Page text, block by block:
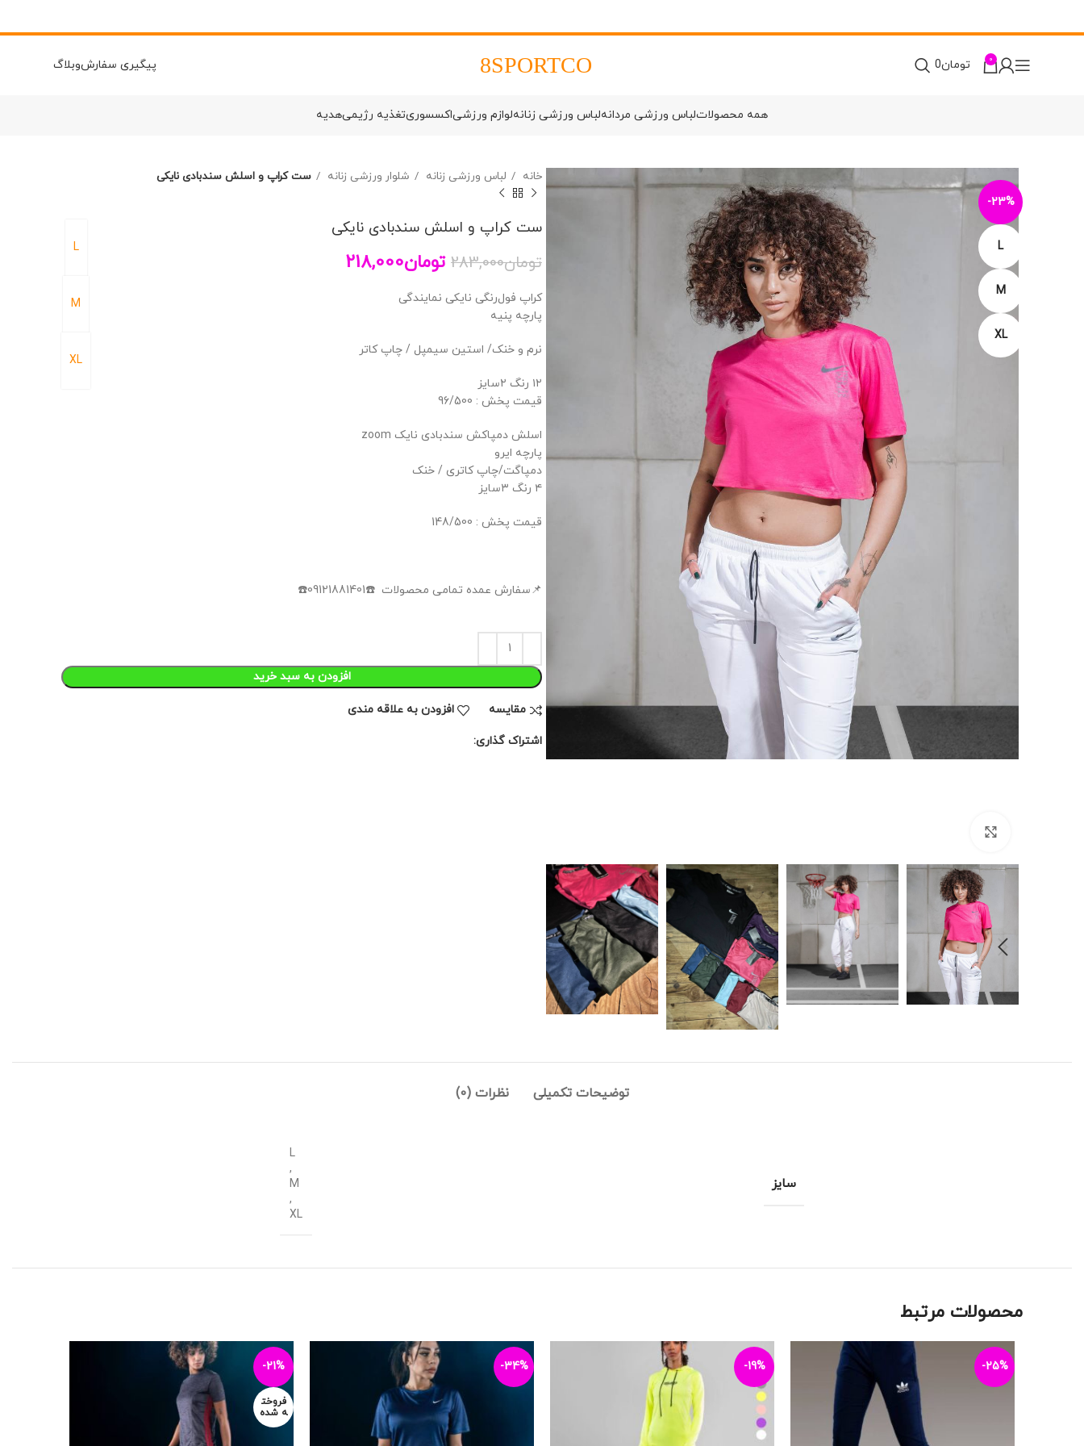
0 تومان0
8SPORTCO پیگیری سفارشوبلاگ
همه محصولاتلباس ورزشی مردانهلباس ورزشی زنانهلوازم ورزشیاکسسوریتغذیه رژیمیهدیه
-23%
L
M
XL
خانه لباس ورزشی زنانه شلوار ورزشی زنانه ست کراپ و اسلش سندبادی نایکی
L
M
XL
ست کراپ و اسلش سندبادی نایکی
تومان283,000 تومان218,000
کراپ فول‌رنگی نایکی نمایندگی
پارچه پنیه
نرم و خنک/ استین سیمپل / چاپ کاتر
۱۲ رنگ ۲سایز
قیمت پخش : 96/500
اسلش دمپاکش سندبادی ‌نایک zoom
پارچه ایرو
دمپاگت/چاپ کاتری / خنک
۴ رنگ ۳سایز
قیمت پخش : 148/500
📌سفارش عمده تمامی محصولات ☎️09121881401☎️
افزودن به سبد خرید
مقايسه افزودن به علاقه مندی
اشتراک گذاری:
توضیحات تکمیلی نظرات (0)
سایز
L
,
M
,
XL
محصولات مرتبط
-25%
-19%
-34%
-21%
فروخت
ه شده